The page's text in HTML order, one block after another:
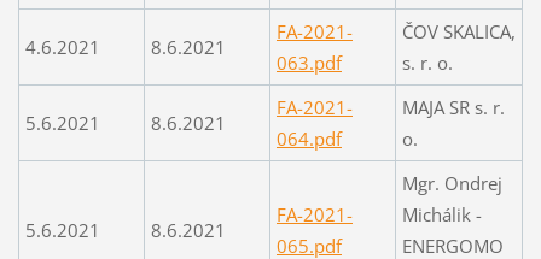
4.6.2021 8.6.2021
FA-2021-
063.pdf
ČOV SKALICA,
s. r. o.
5.6.2021 8.6.2021
FA-2021-
064.pdf
MAJA SR s. r.
o.
5.6.2021 8.6.2021
FA-2021-
065.pdf
Mgr. Ondrej
Michálik -
ENERGOMO